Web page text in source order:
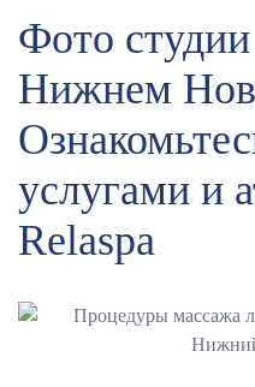
Фото
Нижнем
услугами и
Relaspa